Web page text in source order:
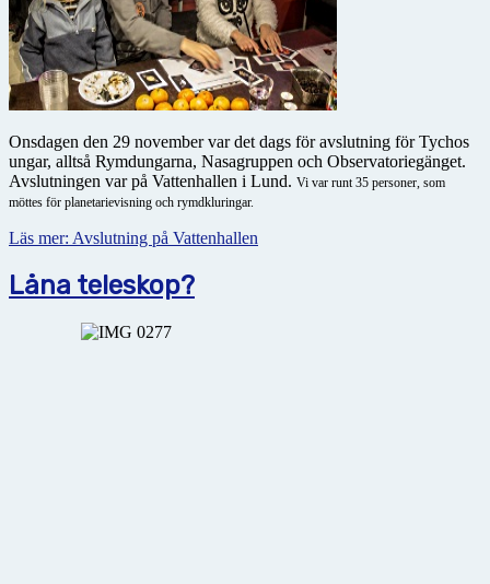
Onsdagen den 29 november var det dags för avslutning för Tychos
ungar, alltså Rymdungarna, Nasagruppen och Observatoriegänget.
Avslutningen var på Vattenhallen i Lund. Vi var runt 35 personer, som
möttes för planetarievisning och rymdkluringar.
Läs mer: Avslutning på Vattenhallen
Låna teleskop?